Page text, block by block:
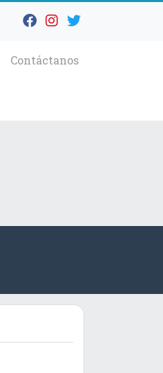
Contáctanos